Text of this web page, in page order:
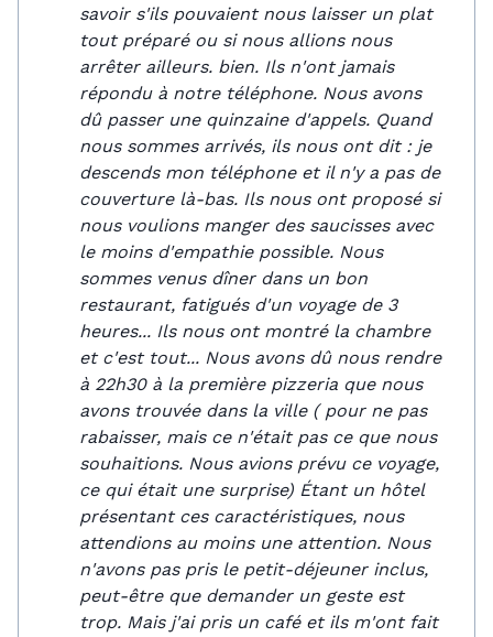
savoir s'ils pouvaient nous laisser un plat
tout préparé ou si nous allions nous
arrêter ailleurs. bien. Ils n'ont jamais
répondu à notre téléphone. Nous avons
dû passer une quinzaine d'appels. Quand
nous sommes arrivés, ils nous ont dit : je
descends mon téléphone et il n'y a pas de
couverture là-bas. Ils nous ont proposé si
nous voulions manger des saucisses avec
le moins d'empathie possible. Nous
sommes venus dîner dans un bon
restaurant, fatigués d'un voyage de 3
heures... Ils nous ont montré la chambre
et c'est tout... Nous avons dû nous rendre
à 22h30 à la première pizzeria que nous
avons trouvée dans la ville ( pour ne pas
rabaisser, mais ce n'était pas ce que nous
souhaitions. Nous avions prévu ce voyage,
ce qui était une surprise) Étant un hôtel
présentant ces caractéristiques, nous
attendions au moins une attention. Nous
n'avons pas pris le petit-déjeuner inclus,
peut-être que demander un geste est
trop. Mais j'ai pris un café et ils m'ont fait